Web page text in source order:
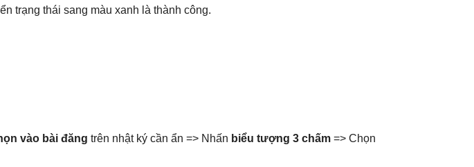
trạng thái sang màu xanh là thành công.
vào bài đăng trên nhật ký cần ẩn => Nhấn biểu tượng 3 chấm => Chọn